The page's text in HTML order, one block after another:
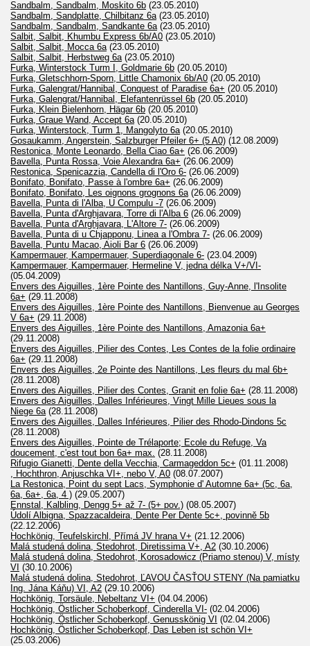
Sandbalm, Sandbalm, Moskito 6b (23.05.2010)
Sandbalm, Sandplatte, Chilbitanz 6a (23.05.2010)
Sandbalm, Sandbalm, Sandkante 6a (23.05.2010)
Salbit, Salbit, Khumbu Express 6b/A0 (23.05.2010)
Salbit, Salbit, Mocca 6a (23.05.2010)
Salbit, Salbit, Herbstweg 6a (23.05.2010)
Furka, Winterstock Turm I, Goldmarie 6b (20.05.2010)
Furka, Gletschhorn-Sporn, Little Chamonix 6b/A0 (20.05.2010)
Furka, Galengrat/Hannibal, Conquest of Paradise 6a+ (20.05.2010)
Furka, Galengrat/Hannibal, Elefantenrüssel 6b (20.05.2010)
Furka, Klein Bielenhorn, Hägar 6b (20.05.2010)
Furka, Graue Wand, Accept 6a (20.05.2010)
Furka, Winterstock, Turm 1, Mangolyto 6a (20.05.2010)
Gosaukamm, Angerstein, Salzburger Pfeiler 6+ (5 A0) (12.08.2009)
Restonica, Monte Leonardo, Bella Ciao 6a+ (26.06.2009)
Bavella, Punta Rossa, Voie Alexandra 6a+ (26.06.2009)
Restonica, Spenicazzia, Candella di l'Oro 6- (26.06.2009)
Bonifato, Bonifato, Passe à l'ombre 6a+ (26.06.2009)
Bonifato, Bonifato, Les oignons grognons 6a (26.06.2009)
Bavella, Punta di l'Alba, U Compulu -7 (26.06.2009)
Bavella, Punta d'Arghjavara, Torre di l'Alba 6 (26.06.2009)
Bavella, Punta d'Arghjavara, L'Altore 7- (26.06.2009)
Bavella, Punta di u Chjapponu, Linea a l'Ombra 7- (26.06.2009)
Bavella, Puntu Macao, Aioli Bar 6 (26.06.2009)
Kampermauer, Kampermauer, Superdiagonale 6- (23.04.2009)
Kampermauer, Kampermauer, Hermeline V, jedna délka V+/VI-
(05.04.2009)
Envers des Aiguilles, 1ère Pointe des Nantillons, Guy-Anne, l'Insolite
6a+ (29.11.2008)
Envers des Aiguilles, 1ère Pointe des Nantillons, Bienvenue au Georges
V 6a+ (29.11.2008)
Envers des Aiguilles, 1ère Pointe des Nantillons, Amazonia 6a+
(29.11.2008)
Envers des Aiguilles, Pilier des Contes, Les Contes de la folie ordinaire
6a+ (29.11.2008)
Envers des Aiguilles, 2e Pointe des Nantillons, Les fleurs du mal 6b+
(28.11.2008)
Envers des Aiguilles, Pilier des Contes, Granit en folie 6a+ (28.11.2008)
Envers des Aiguilles, Dalles Inférieures, Vingt Mille Lieues sous la
Niege 6a (28.11.2008)
Envers des Aiguilles, Dalles Inférieures, Pilier des Rhodo-Dindons 5c
(28.11.2008)
Envers des Aiguilles, Pointe de Trélaporte; Ecole du Refuge, Va
doucement, c'est tout bon 6a+ max. (28.11.2008)
Rifugio Gianetti, Dente della Vecchia, Carmageddon 5c+ (01.11.2008)
, Hochthron, Anjuschka VI+, nebo V, A0 (08.07.2007)
La Restonica, Point du sept Lacs, Symphonie d' Automne 6a+ (5c, 6a,
6a, 6a+, 6a, 4 ) (29.05.2007)
Ennstal, Kalbling, Dengg 5+ až 7- (5+ pov.) (08.05.2007)
Údolí Albigna, Spazzacaldeira, Dente Per Dente 5c+, povinně 5b
(22.12.2006)
Hochkönig, Teufelskirchl, Přímá JV hrana V+ (21.12.2006)
Malá studená dolina, Stedohrot, Diretissima V+, A2 (30.10.2006)
Malá studená dolina, Stedohrot, Korosadowicz (Priamo stenou) V, místy
VI (30.10.2006)
Malá studená dolina, Stedohrot, ĽAVOU ČASŤOU STENY (Na pamiatku
Ing. Jána Káňu) VI, A2 (29.10.2006)
Hochkönig, Torsäule, Nebeltanz VI+ (04.04.2006)
Hochkönig, Östlicher Schoberkopf, Cinderella VI- (02.04.2006)
Hochkönig, Östlicher Schoberkopf, Genusskönig VI (02.04.2006)
Hochkönig, Östlicher Schoberkopf, Das Leben ist schön VI+
(25.03.2006)